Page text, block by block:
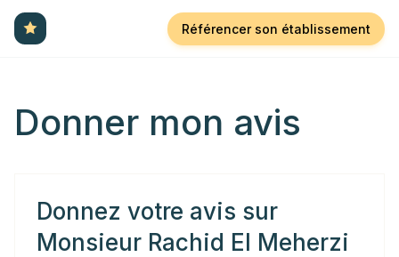
Référencer son établissement
Donner mon avis
Donnez votre avis sur
Monsieur Rachid El Meherzi